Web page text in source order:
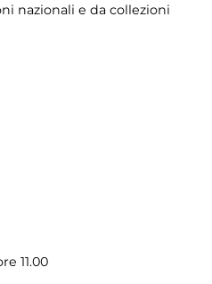
nazionali e da collezioni
11.00